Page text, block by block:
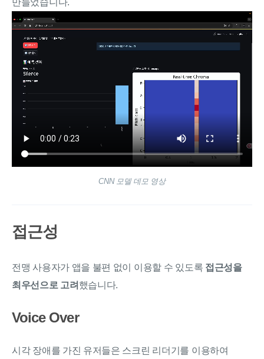
CNN 모델 데모 영상
접근성
전맹 사용자가 앱을 불편 없이 이용할 수 있도록 접근성을
최우선으로 고려 했습니다.
Voice Over
시각 장애를 가진 유저들은 스크린 리더기를 이용하여